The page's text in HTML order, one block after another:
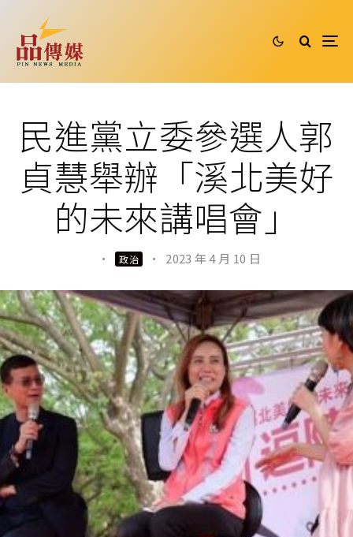
民進黨立委參選人郭
貞慧舉辦「溪北美好
的未來講唱會」
· 政治 · 2023 年 4 月 10 日